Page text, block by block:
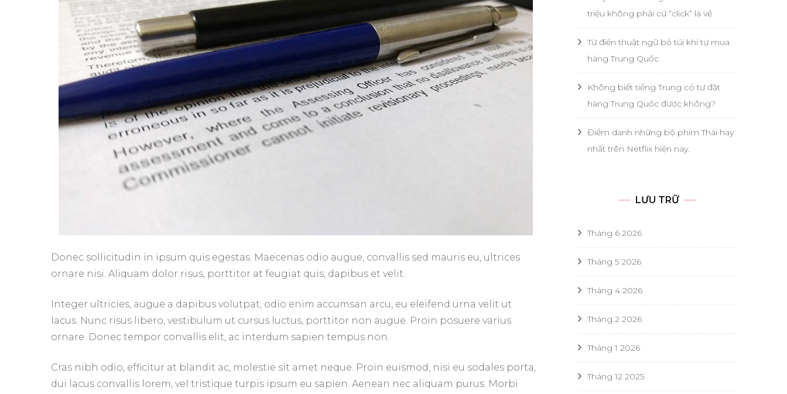
Donec sollicitudin in ipsum quis egestas. Maecenas odio augue, convallis sed mauris eu, ultrices
ornare nisi. Aliquam dolor risus, porttitor at feugiat quis, dapibus et velit.
Integer ultricies, augue a dapibus volutpat, odio enim accumsan arcu, eu eleifend urna velit ut
lacus. Nunc risus libero, vestibulum ut cursus luctus, porttitor non augue. Proin posuere varius
ornare. Donec tempor convallis elit, ac interdum sapien tempus non.
Cras nibh odio, efficitur at blandit ac, molestie sit amet neque. Proin euismod, nisi eu sodales porta,
dui lacus convallis lorem, vel tristique turpis ipsum eu sapien. Aenean nec aliquam purus. Morbi
triệu không phải cứ “click” là về
Từ điển thuật ngữ bỏ túi khi tự mua
hàng Trung Quốc
Không biết tiếng Trung có tự đặt
hàng Trung Quốc được không?
Điểm danh những bộ phim Thái hay
nhất trên Netflix hiện nay.
LƯU TRỮ
Tháng 6 2026
Tháng 5 2026
Tháng 4 2026
Tháng 2 2026
Tháng 1 2026
Tháng 12 2025